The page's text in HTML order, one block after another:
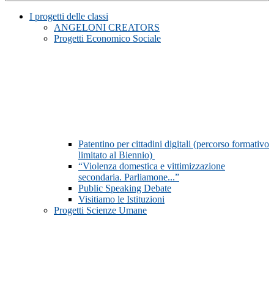
I progetti delle classi
ANGELONI CREATORS
Progetti Economico Sociale
Patentino per cittadini digitali (percorso formativo
limitato al Biennio)
“Violenza domestica e vittimizzazione
secondaria. Parliamone...”
Public Speaking Debate
Visitiamo le Istituzioni
Progetti Scienze Umane